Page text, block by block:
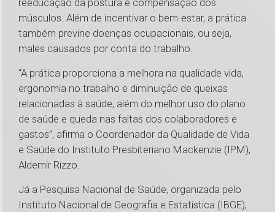
reeducação da postura e compensação dos
músculos. Além de incentivar o bem-estar, a prática
também previne doenças ocupacionais, ou seja,
males causados por conta do trabalho.
“A prática proporciona a melhora na qualidade vida,
ergonomia no trabalho e diminuição de queixas
relacionadas à saúde, além do melhor uso do plano
de saúde e queda nas faltas dos colaboradores e
gastos”, afirma o Coordenador da Qualidade de Vida
e Saúde do Instituto Presbiteriano Mackenzie (IPM),
Aldemir Rizzo.
Já a Pesquisa Nacional de Saúde, organizada pelo
Instituto Nacional de Geografia e Estatística (IBGE),